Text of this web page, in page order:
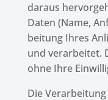
daraus
Daten (Name,
bei­tung Ihres
und verar­bei­tet.
ohne Ihre
Die